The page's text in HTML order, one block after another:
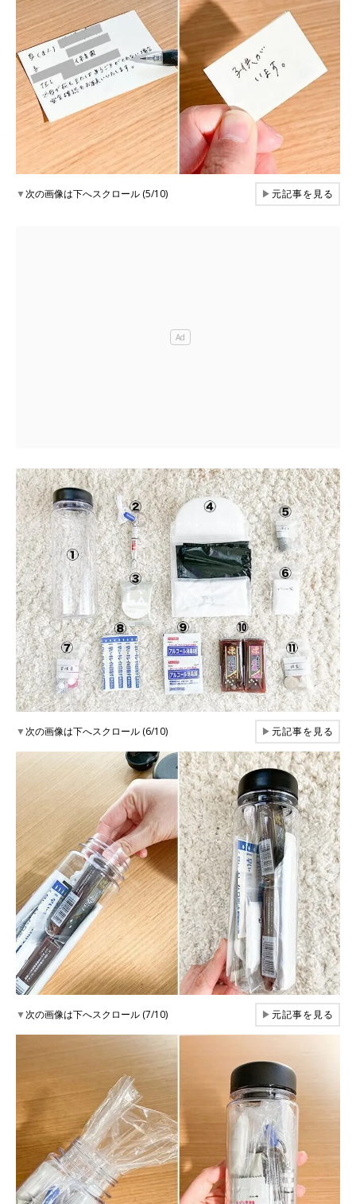
▼次の画像は下へスクロール (5/10) ▶元記事を見る
▼次の画像は下へスクロール (6/10) ▶元記事を見る
▼次の画像は下へスクロール (7/10) ▶元記事を見る